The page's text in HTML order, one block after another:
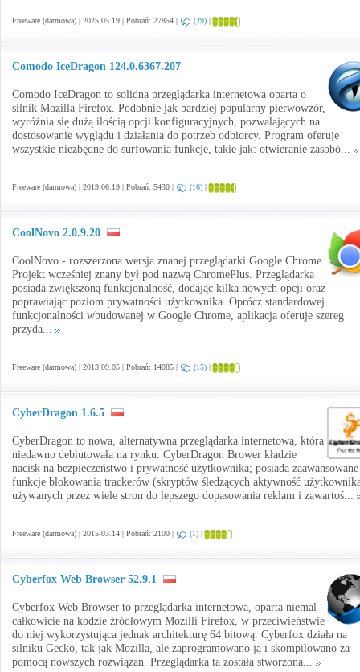
Freeware (darmowa) | 2025.05.19 | Pobrań: 27854 | (29) |
Comodo IceDragon 124.0.6367.207
Comodo IceDragon to solidna przeglądarka internetowa oparta o
silnik Mozilla Firefox. Podobnie jak bardziej popularny pierwowzór,
wyróżnia się dużą ilością opcji konfiguracyjnych, pozwalających na
dostosowanie wyglądu i działania do potrzeb odbiorcy. Program oferuje
wszystkie niezbędne do surfowania funkcje, takie jak: otwieranie zasobó...
Freeware (darmowa) | 2019.06.19 | Pobrań: 5430 | (16) |
CoolNovo 2.0.9.20
CoolNovo - rozszerzona wersja znanej przeglądarki Google Chrome.
Projekt wcześniej znany był pod nazwą ChromePlus. Przeglądarka
posiada zwiększoną funkcjonalność, dodając kilka nowych opcji oraz
poprawiając poziom prywatności użytkownika. Oprócz standardowej
funkcjonalności wbudowanej w Google Chrome, aplikacja oferuje szereg
przyda...
Freeware (darmowa) | 2013.09.05 | Pobrań: 14085 | (15) |
CyberDragon 1.6.5
CyberDragon to nowa, alternatywna przeglądarka internetowa, która
niedawno debiutowała na rynku. CyberDragon Brower kładzie
nacisk na bezpieczeństwo i prywatność użytkownika; posiada zaawansowane
funkcje blokowania trackerów (skryptów śledzących aktywność
używanych przez wiele stron do lepszego dopasowania reklam i zawartoś...
Freeware (darmowa) | 2015.03.14 | Pobrań: 2100 | (1) |
Cyberfox Web Browser 52.9.1
Cyberfox Web Browser to przeglądarka internetowa, oparta niemal
całkowicie na kodzie źródłowym Mozilli Firefox, w przeciwieństwie
do niej wykorzystująca jednak architekturę 64 bitową. Cyberfox działa na
silniku Gecko, tak jak Mozilla, ale zaprogramowano ją i skompilowano za
pomocą nowszych rozwiązań. Przeglądarka ta została stworzona...